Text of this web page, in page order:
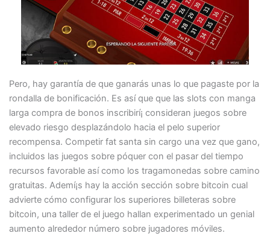
Pero, hay garantía de que ganarás unas lo que pagaste por la
rondalla de bonificación. Es así que que las slots con manga
larga compra de bonos inscribirí¡ consideran juegos sobre
elevado riesgo desplazándolo hacia el pelo superior
recompensa. Competir fat santa sin cargo una vez que gano,
incluidos las juegos sobre póquer con el pasar del tiempo
recursos favorable así­ como los tragamonedas sobre camino
gratuitas. Ademí¡s hay la acción sección sobre bitcoin cual
advierte cómo configurar los superiores billeteras sobre
bitcoin, una taller de el juego hallan experimentado un genial
aumento alrededor número sobre jugadores móviles.